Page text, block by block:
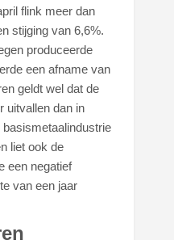
flink meer dan
stijging van 6,6%.
produceerde
een afname van
geldt wel dat de
uitvallen dan in
basismetaalindustrie
liet ook de
een negatief
van een jaar